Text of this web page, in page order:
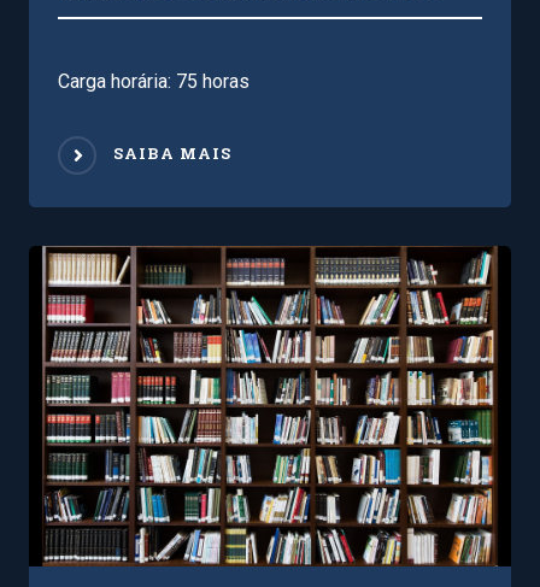
Carga horária: 75 horas
SAIBA MAIS